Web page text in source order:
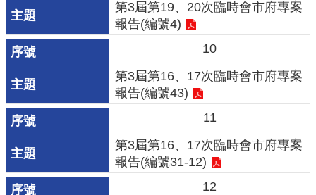
廢
家
俱
垃
圾
清
民
眾
第3屆第19、20次臨時會市府專案
報告(編號4)
10
第3屆第16、17次臨時會市府專案
報告(編號43)
11
第3屆第16、17次臨時會市府專案
報告(編號31-12)
12